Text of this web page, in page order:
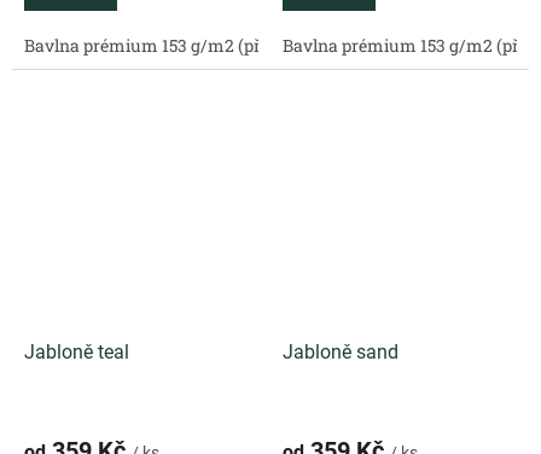
Bavlna prémium 153 g/m2 (přírodní) Bavlněný satén 130 g/
Bavlna prémium 153 g/m2
Jabloně teal Jabloně sand